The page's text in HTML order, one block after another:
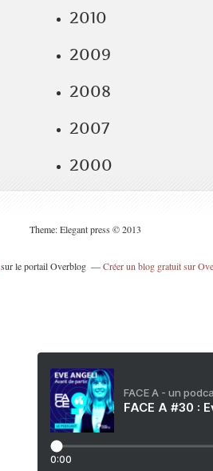
2010
2009
2008
2007
2000
Theme: Elegant press © 2013
sur le portail Overblog Créer un blog gratuit sur
FACE A - un
FACE A #30 :
0:00